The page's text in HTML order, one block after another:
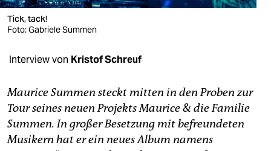
verlag
shop
fragen & hilfe
unterstützen
abo
Tick, tack!
Foto: Gabriele Summen
Interview von Kristof Schreuf
Maurice Summen steckt mitten in den Proben zur
Tour seines neuen Projekts Maurice & die Familie
Summen. In großer Besetzung mit befreundeten
Musikern hat er ein neues Album namens